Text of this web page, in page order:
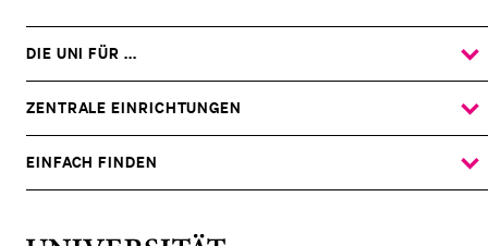
DIE UNI FÜR ...
ZEIGE
DAS
UNTERMENÜ
ZENTRALE EINRICHTUNGEN
ZEIGE
DAS
UNTERMENÜ
EINFACH FINDEN
ZEIGE
DAS